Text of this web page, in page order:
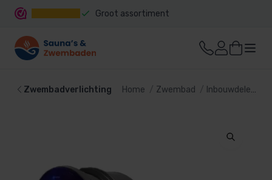
Groot assortiment
Zwembadverlichting Home Zwembad Inbouwdelen